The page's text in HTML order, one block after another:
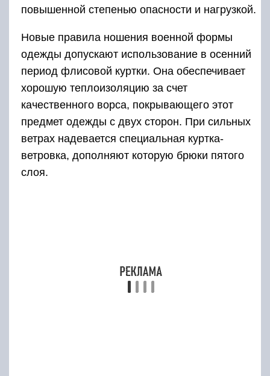
защите солдат от ветра, обеспечивает
высокий уровень паропроницаемости,